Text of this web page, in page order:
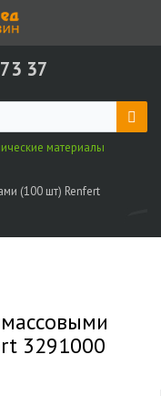
37
материалы
(100 шт) Renfert
3291000